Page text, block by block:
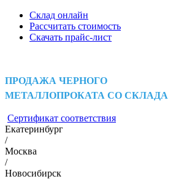
Склад онлайн
Рассчитать стоимость
Скачать прайс-лист
ПРОДАЖА ЧЕРНОГО
МЕТАЛЛОПРОКАТА СО СКЛАДА
Сертификат соответствия
Екатеринбург
/
Москва
/
Новосибирск